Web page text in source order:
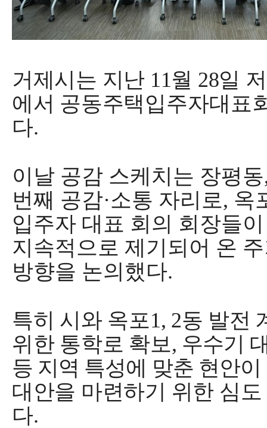
거제시 는 지난 11월 28일
에서 공동주택 입주자대표
다.
이날 공감 스케치는 장평동
번째 공감·소통 자리로, 옥
입주자 대표 회의 회장들
지속적으로 제기되어 온
방향을 논의했다.
특히 시와 옥포1, 2동 발전
위한 통학로 확보, 우수기
등 지역 특성에 맞춘 현안
대안을 마련하기 위한 심
다.